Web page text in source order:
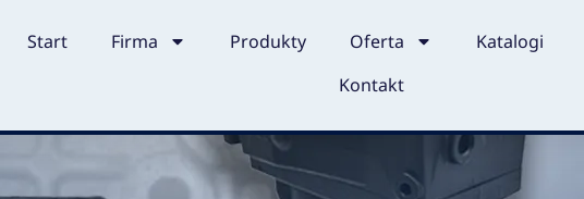
Start Firma Produkty Oferta Katalogi
Kontakt